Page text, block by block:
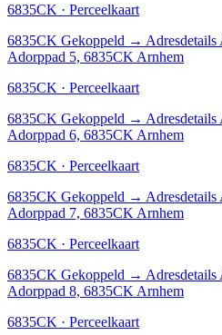
6835CK · Perceelkaart
6835CK Gekoppeld →
Adorppad 5, 6835CK Arnhem
6835CK · Perceelkaart
6835CK Gekoppeld →
Adorppad 6, 6835CK Arnhem
6835CK · Perceelkaart
6835CK Gekoppeld →
Adorppad 7, 6835CK Arnhem
6835CK · Perceelkaart
6835CK Gekoppeld →
Adorppad 8, 6835CK Arnhem
6835CK · Perceelkaart